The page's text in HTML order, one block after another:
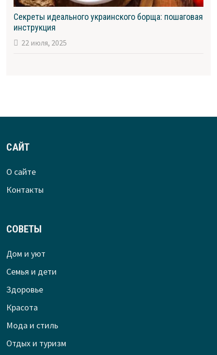
Секреты идеального украинского борща: пошаговая
инструкция
22 июля, 2025
САЙТ
О сайте
Контакты
СОВЕТЫ
Дом и уют
Семья и дети
Здоровье
Красота
Мода и стиль
Отдых и туризм